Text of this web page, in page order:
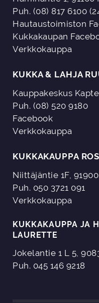
Puh. (08) 817 6100
Hautaustoimiston
Kukkakaupan
Verkkokauppa
KUKKA & LAHJA
Kauppakeskus
Puh. (08) 520 9180
Facebook
Verkkokauppa
KUKKAKAUPPA
Niittäjäntie 1F,
Puh. 050 3721 091
Verkkokauppa
KUKKAKAUPPA JA
LAURETTE
Jokelantie 1 L 5,
Puh. 045 146 9218